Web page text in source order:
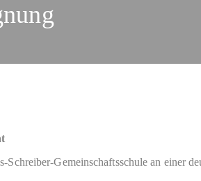
Gemeinschaftsschule an einer